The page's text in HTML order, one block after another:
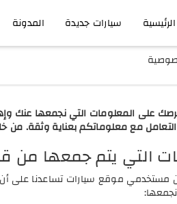
الرئيسية سيارات جديدة المدونة
على المعلومات التي نجمعها عنك
مع معلوماتكم بعناية وثقة. من
التي يتم جمعها من
مستخدمي موقع سيارات تساعدنا على